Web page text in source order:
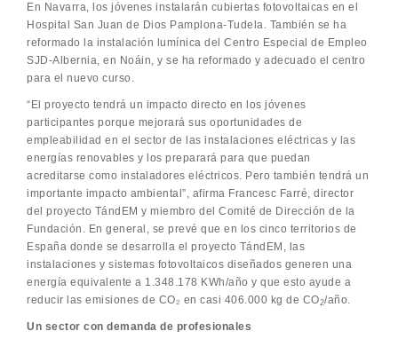
En Navarra, los jóvenes instalarán cubiertas fotovoltaicas en el
Hospital San Juan de Dios Pamplona-Tudela. También se ha
reformado la instalación lumínica del Centro Especial de Empleo
SJD-Albernia, en Noáin, y se ha reformado y adecuado el centro
para el nuevo curso.
“El proyecto tendrá un impacto directo en los jóvenes
participantes porque mejorará sus oportunidades de
empleabilidad en el sector de las instalaciones eléctricas y las
energías renovables y los preparará para que puedan
acreditarse como instaladores eléctricos. Pero también tendrá un
importante impacto ambiental”, afirma Francesc Farré, director
del proyecto TándEM y miembro del Comité de Dirección de la
Fundación. En general, se prevé que en los cinco territorios de
España donde se desarrolla el proyecto TándEM, las
instalaciones y sistemas fotovoltaicos diseñados generen una
energía equivalente a 1.348.178 KWh/año y que esto ayude a
reducir las emisiones de CO₂ en casi 406.000 kg de CO2/año.
Un sector con demanda de profesionales